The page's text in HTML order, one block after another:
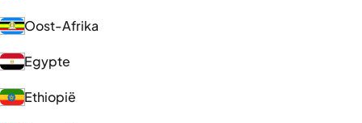
Oost-Afrika
Egypte
Ethiopië